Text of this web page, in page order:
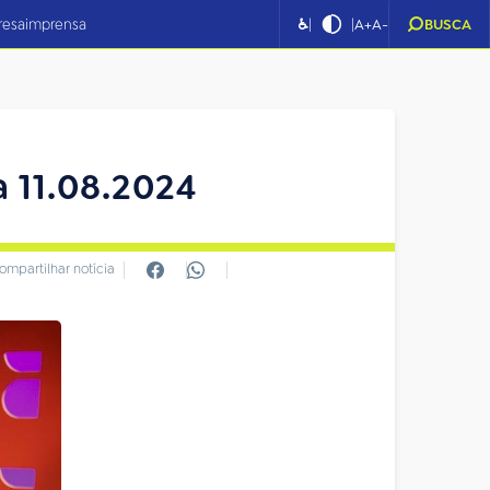
imprensa ♿| |A+A- BUSCA
notícia